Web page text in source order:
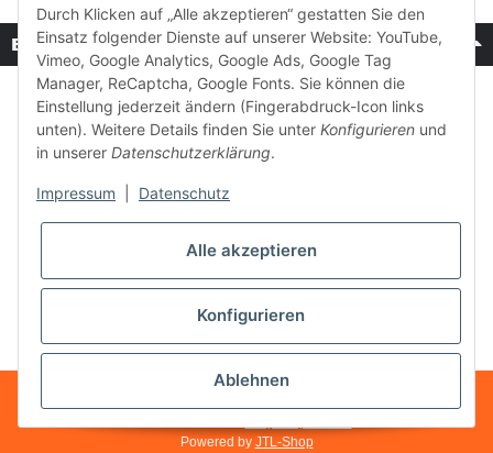
Bezahlung & Versand
* Alle Preise inkl. gesetzlicher USt., zzgl.
Powered by JTL-Shop
Durch Klicken auf „Alle akzeptieren“ gestatten Sie den
Einsatz folgender Dienste auf unserer Website: YouTube,
Vimeo, Google Analytics, Google Ads, Google Tag
Manager, ReCaptcha, Google Fonts. Sie können die
Einstellung jederzeit ändern (Fingerabdruck-Icon links
unten). Weitere Details finden Sie unter Konfigurieren und
in unserer Datenschutzerklärung.
Impressum Datenschutz
Alle akzeptieren
Konfigurieren
Ablehnen